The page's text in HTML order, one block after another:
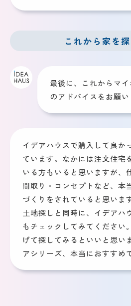
これから家を
最後に、これからマ
のアドバイスをお願い
イデアハウスで購入して良か
ています。なかには注文住宅
いる方もいると思いますが、
間取り・コンセプトなど、本
づくりをされていると思います
土地探しと同時に、イデアハ
もチェックしてみてください
げて探してみるといいと思い
アシリーズ、本当におすすめ